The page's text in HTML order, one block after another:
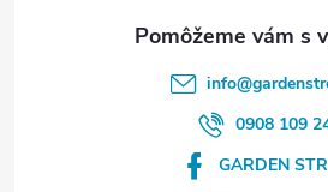
info@
0908 109
GARDEN